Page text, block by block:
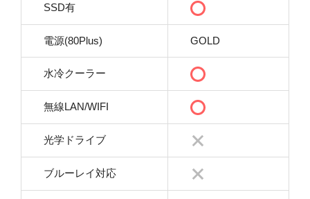
SSD有
電源(80Plus) GOLD
水冷クーラー
無線LAN/WIFI
光学ドライブ
ブルーレイ対応